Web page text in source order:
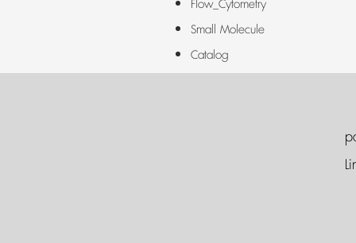
Flow_Cytometry
Small Molecule
Catalog